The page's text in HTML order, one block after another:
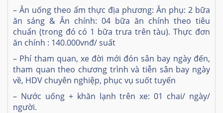
– Ăn uống theo ẩm thực địa phương: Ăn phụ: 2 bữa
ăn sáng & Ăn chính: 04 bữa ăn chính theo tiêu
chuẩn (trong đó có 1 bữa trưa trên tàu).Thực đơn
ăn chính : 140.000vnđ/ suất
– Phí tham quan, xe đời mới đón sân bay ngày đến,
tham quan theo chương trình và tiễn sân bay ngày
về, HDV chuyên nghiệp, phục vụ suốt tuyến
– Nước uống + khăn lạnh trên xe: 01 chai/ ngày/
người.